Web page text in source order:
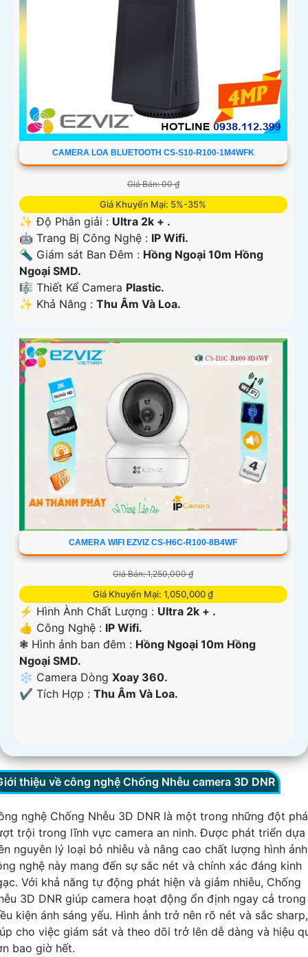
CAMERA LOA BLUETOOTH CS-S10-R100-1M4WFK
Giá Bán: 00 ₫
Giá Khuyến Mại: 5%-35%
✨ Độ Phân giải : Ultra 2k + .
🤖️ Trang Bị Công Nghệ : IP Wifi.
🔦 Giám sát Ban Đêm : Hồng Ngoại 10m Hồng
Ngoại SMD.
🎼️ Thiết Kế Camera Plastic.
️✨ Khả Năng : Thu Âm Và Loa.
CAMERA WIFI EZVIZ CS-H6C-R100-8B4WF
Giá Bán: 1,250,000 ₫
Giá Khuyến Mại: 1,050,000 ₫
️⚡ Hình Ành Chất Lượng : Ultra 2k + .
👍 Công Nghệ : IP Wifi.
❃ Hình ảnh ban đêm : Hồng Ngoại 10m Hồng
Ngoại SMD.
❄ Camera Dòng Xoay 360.
️✔️ Tích Hợp : Thu Âm Và Loa.
thiệu về công nghệ Chống Nhễu camera 3D DNR
nghệ Chống Nhễu 3D DNR là một trong những đột phá
trội trong lĩnh vực camera an ninh. Được phát triển dựa
nguyên lý loại bỏ nhiễu và nâng cao chất lượng hình
nghệ này mang đến sự sắc nét và chính xác đáng kinh
Với khả năng tự động phát hiện và giảm nhiễu, Chống
3D DNR giúp camera hoạt động ổn định ngay cả trong
kiện ánh sáng yếu. Hình ảnh trở nên rõ nét và sắc sharp,
cho việc giám sát và theo dõi trở lên dễ dàng và hiệu
bao giờ hết.